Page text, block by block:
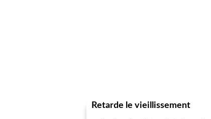
Retarde le vieillissement